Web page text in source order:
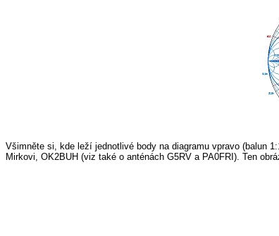
Všimněte si, kde leží jednotlivé body na diagramu vpravo (balun
Mirkovi, OK2BUH (viz také o anténách G5RV a PA0FRI). Ten